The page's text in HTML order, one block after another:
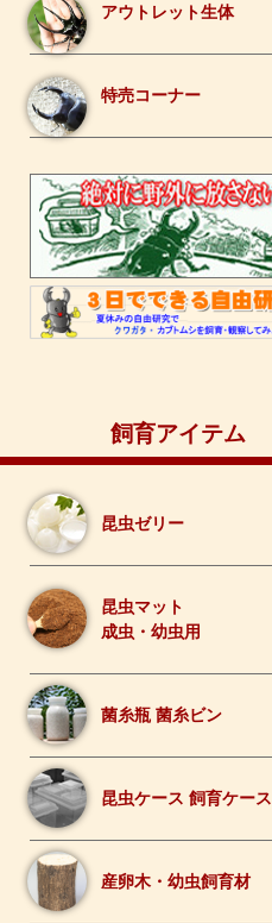
アウトレット生体
特売コーナー
飼育アイテム
昆虫ゼリー
昆虫マット
成虫・幼虫用
菌糸瓶 菌糸ビン
昆虫ケース 飼育ケース
産卵木・幼虫飼育材